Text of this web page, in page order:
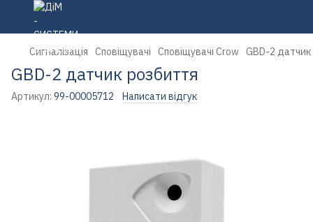
Сигналізація Сповіщувачі Сповіщувачі Crow GBD-2
GBD-2 датчик розбиття
Артикул: 99-00005712 Написати відгук